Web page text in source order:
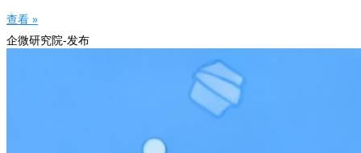
查看 »
企微研究院-发布